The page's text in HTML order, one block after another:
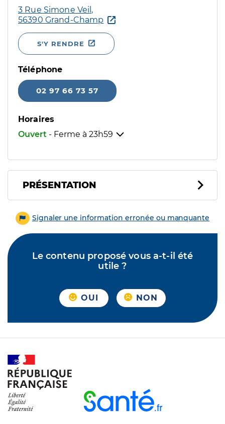
3 Rue Simone Veil,
56390 Grand-Champ
S'Y RENDRE
Téléphone
02 97 66 73 57
Horaires
Ouvert - Ferme à 23h59
PRÉSENTATION
Signaler une information erronée ou manquante
Le contenu proposé vous a-t-il été
utile ?
OUI NON